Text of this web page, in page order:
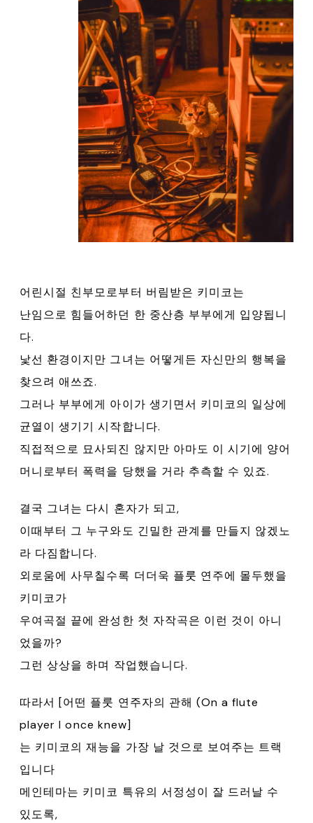
어린시절 친부모로부터 버림받은 키미코는
난임으로 힘들어하던 한 중산층 부부에게 입양됩니
다.
낯선 환경이지만 그녀는 어떻게든 자신만의 행복을
찾으려 애쓰죠.
그러나 부부에게 아이가 생기면서 키미코의 일상에
균열이 생기기 시작합니다.
직접적으로 묘사되진 않지만 아마도 이 시기에 양어
머니로부터 폭력을 당했을 거라 추측할 수 있죠.
결국 그녀는 다시 혼자가 되고,
이때부터 그 누구와도 긴밀한 관계를 만들지 않겠노
라 다짐합니다.
외로움에 사무칠수록 더더욱 플룻 연주에 몰두했을
키미코가
우여곡절 끝에 완성한 첫 자작곡은 이런 것이 아니
었을까?
그런 상상을 하며 작업했습니다.
따라서 [어떤 플룻 연주자의 관해 (On a flute
player I once knew]
는 키미코의 재능을 가장 날 것으로 보여주는 트랙
입니다
메인테마는 키미코 특유의 서정성이 잘 드러날 수
있도록,